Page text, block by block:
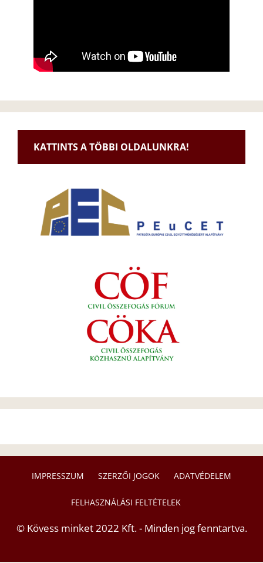
KATTINTS A TÖBBI OLDALUNKRA!
IMPRESSZUM SZERZŐI JOGOK ADATVÉDELEM
FELHASZNÁLÁSI FELTÉTELEK
© Kövess minket 2022 Kft. - Minden jog fenntartva.